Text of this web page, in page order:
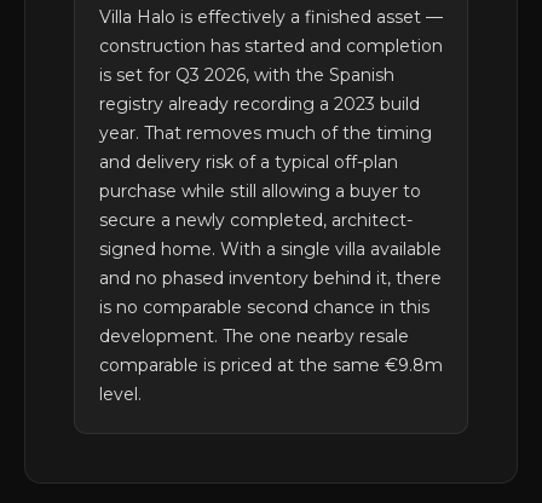
Villa Halo is effectively a finished asset —
construction has started and completion
is set for Q3 2026, with the Spanish
registry already recording a 2023 build
year. That removes much of the timing
and delivery risk of a typical off-plan
purchase while still allowing a buyer to
secure a newly completed, architect-
signed home. With a single villa available
and no phased inventory behind it, there
is no comparable second chance in this
development. The one nearby resale
comparable is priced at the same €9.8m
level.